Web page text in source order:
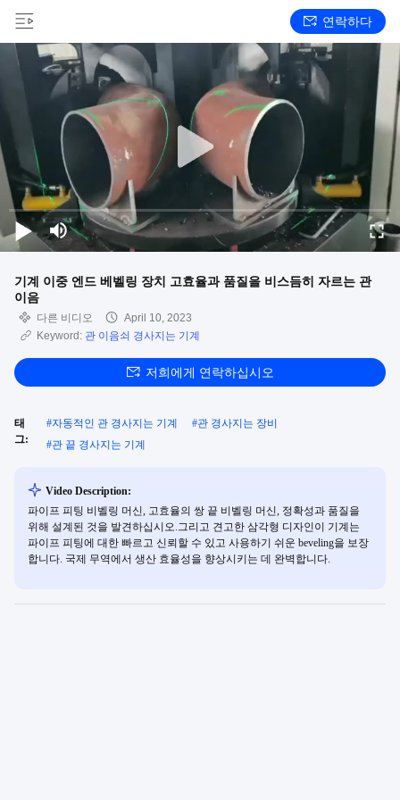
연락하다
기계 이중 엔드 베벨링 장치 고효율과 품질을 비스듬히 자르는 관
이음
다른 비디오
April 10, 2023
Keyword: 관 이음쇠 경사지는 기계
저희에게 연락하십시오
태
그:
#자동적인 관 경사지는 기계 #관 경사지는 장비
#관 끝 경사지는 기계
Video Description:
파이프 피팅 비벨링 머신, 고효율의 쌍 끝 비벨링 머신, 정확성과 품질을
위해 설계된 것을 발견하십시오.그리고 견고한 삼각형 디자인이 기계는
파이프 피팅에 대한 빠르고 신뢰할 수 있고 사용하기 쉬운 beveling을 보장
합니다. 국제 무역에서 생산 효율성을 향상시키는 데 완벽합니다.